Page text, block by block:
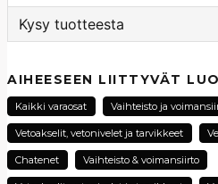
Kysy tuotteesta
Kysy meiltä tästä
name
Nimi
AIHEESEEN LIITTYVÄT
Kaikki varaosat Vaihteisto ja
Vetoakselit, vetonivelet ja tarvikkeet
Chatenet Vaihteisto & voimansiirto